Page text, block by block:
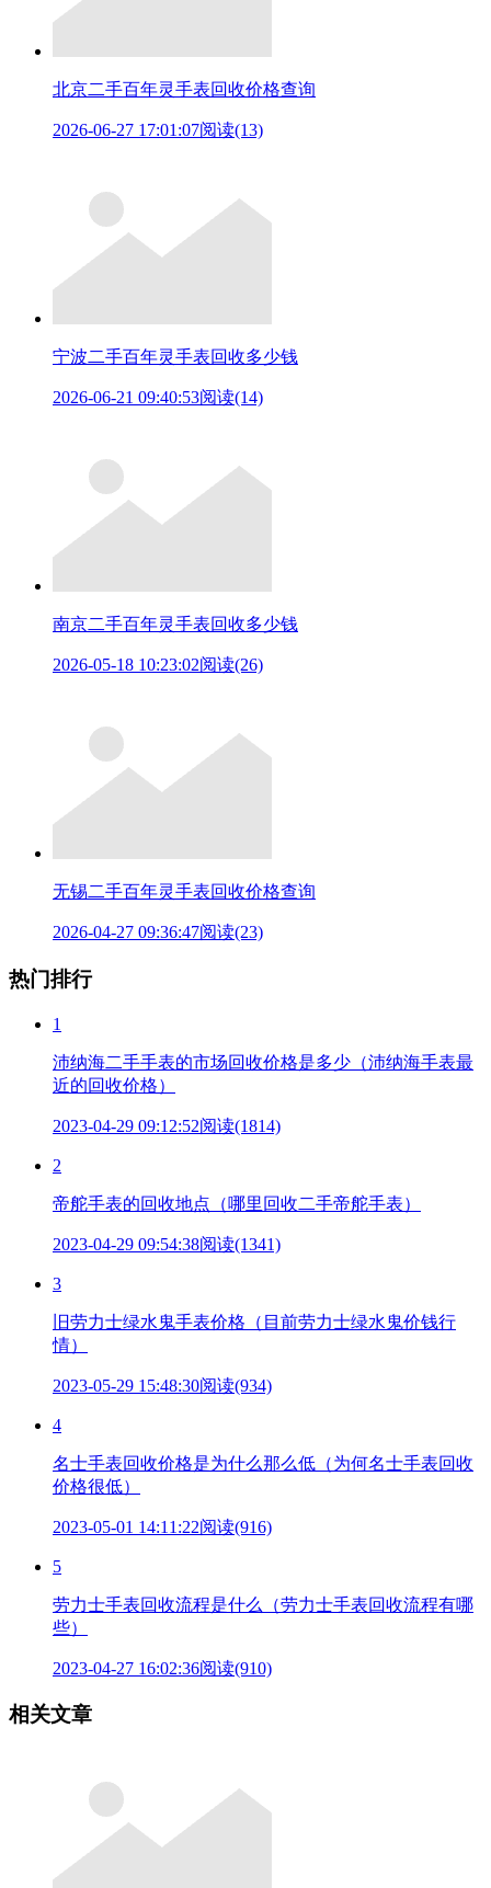
北京二手百年灵手表回收价格查询
2026-06-27 17:01:07阅读(13)
宁波二手百年灵手表回收多少钱
2026-06-21 09:40:53阅读(14)
南京二手百年灵手表回收多少钱
2026-05-18 10:23:02阅读(26)
无锡二手百年灵手表回收价格查询
2026-04-27 09:36:47阅读(23)
热门排行
1
沛纳海二手手表的市场回收价格是多少（沛纳海手表最
近的回收价格）
2023-04-29 09:12:52阅读(1814)
2
帝舵手表的回收地点（哪里回收二手帝舵手表）
2023-04-29 09:54:38阅读(1341)
3
旧劳力士绿水鬼手表价格（目前劳力士绿水鬼价钱行
情）
2023-05-29 15:48:30阅读(934)
4
名士手表回收价格是为什么那么低（为何名士手表回收
价格很低）
2023-05-01 14:11:22阅读(916)
5
劳力士手表回收流程是什么（劳力士手表回收流程有哪
些）
2023-04-27 16:02:36阅读(910)
相关文章